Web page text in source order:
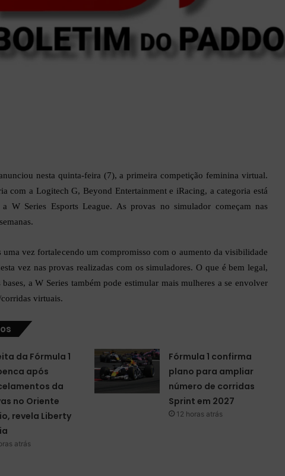
nesta quinta-feira (7), a primeira competição feminina virtual.
com a Logitech G, Beyond Entertainment e iRacing, a categoria está
a W Series Esports League. As provas no simulador começam nas
uma vez fortalecendo um compromisso com o aumento da visibilidade
vez nas provas realizadas com os simuladores. O que é bem legal,
a W Series também pode estimular mais mulheres a se envolver
virtuais.
da Fórmula 1
após
da
no Oriente
revela Liberty
atrás
Fórmula 1 confirma
plano para ampliar
número de corridas
Sprint em 2027
12 horas atrás